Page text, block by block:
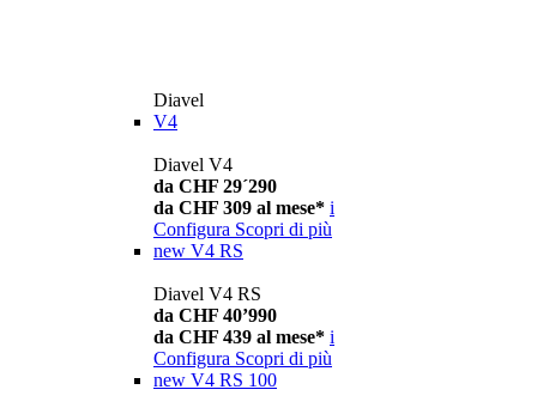
Diavel
V4
Diavel V4
da CHF 29´290
da CHF 309 al mese* i
Configura Scopri di più
new V4 RS
Diavel V4 RS
da CHF 40’990
da CHF 439 al mese* i
Configura Scopri di più
new V4 RS 100